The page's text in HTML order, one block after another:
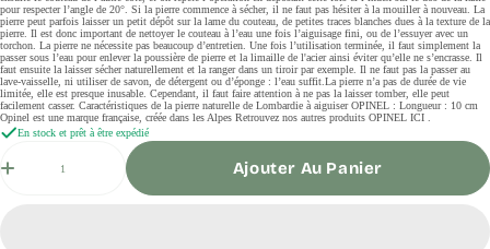
pour respecter l’angle de 20°. Si la pierre commence à sécher, il ne faut pas hésiter à la mouiller à nouveau. La
pierre peut parfois laisser un petit dépôt sur la lame du couteau, de petites traces blanches dues à la texture de la
pierre. Il est donc important de nettoyer le couteau à l’eau une fois l’aiguisage fini, ou de l’essuyer avec un
torchon. La pierre ne nécessite pas beaucoup d’entretien. Une fois l’utilisation terminée, il faut simplement la
passer sous l’eau pour enlever la poussière de pierre et la limaille de l'acier ainsi éviter qu’elle ne s’encrasse. Il
faut ensuite la laisser sécher naturellement et la ranger dans un tiroir par exemple. Il ne faut pas la passer au
lave-vaisselle, ni utiliser de savon, de détergent ou d’éponge : l’eau suffit.La pierre n’a pas de durée de vie
limitée, elle est presque inusable. Cependant, il faut faire attention à ne pas la laisser tomber, elle peut
facilement casser. Caractéristiques de la pierre naturelle de Lombardie à aiguiser OPINEL : Longueur : 10 cm
Opinel est une marque française, créée dans les Alpes Retrouvez nos autres produits OPINEL ICI .
En stock et prêt à être expédié
Ajouter Au Panier